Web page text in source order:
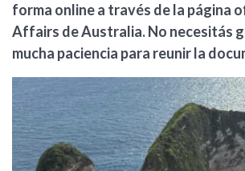
forma online a través de la página
Affairs de Australia. No necesitás
mucha paciencia para reunir la